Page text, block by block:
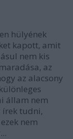
hülyének
kapott, amit
nem kis
az
az alacsony
állam nem
írek tudni,
nem